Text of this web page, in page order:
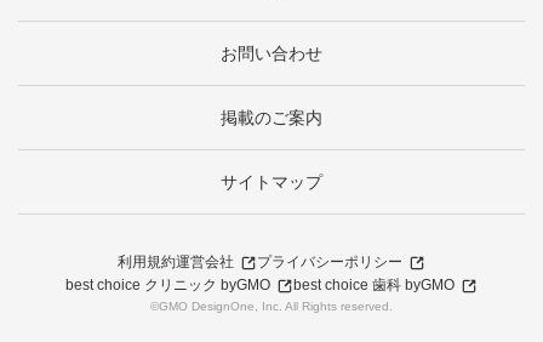
お問い合わせ
掲載のご案内
サイトマップ
利用規約運営会社
プライバシーポリシー
best choice クリニック byGMO
best choice 歯科 byGMO
©GMO DesignOne, Inc. All Rights reserved.